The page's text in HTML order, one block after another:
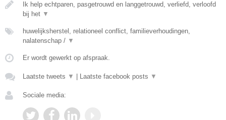
Ik help echtparen, pasgetrouwd en langgetrouwd, verliefd, verloofd
bij het ▼
huwelijksherstel, relationeel conflict, familieverhoudingen,
nalatenschap / ▼
Er wordt gewerkt op afspraak.
Laatste tweets ▼ Laatste facebook posts ▼
Sociale media: